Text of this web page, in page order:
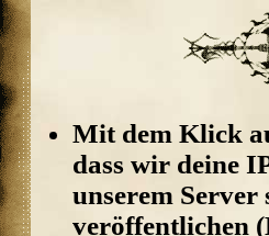
Mit dem Klick
dass wir deine
unserem Server
veröffentlichen